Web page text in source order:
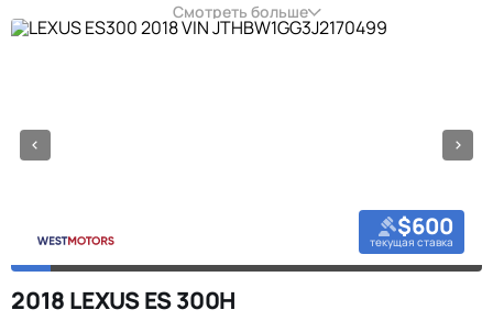
Смотреть больше
$600
текущая ставка
2018 LEXUS ES 300H